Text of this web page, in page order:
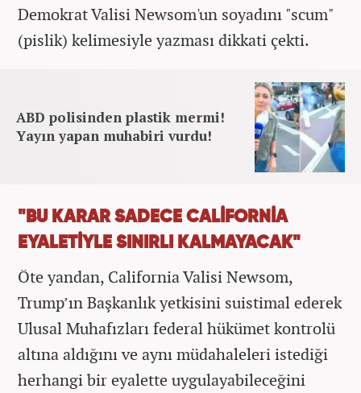
Demokrat Valisi Newsom'un soyadını "scum"
(pislik) kelimesiyle yazması dikkati çekti.
ABD polisinden plastik mermi!
Yayın yapan muhabiri vurdu!
"BU KARAR SADECE CALİFORNİA
EYALETİYLE SINIRLI KALMAYACAK"
Öte yandan, California Valisi Newsom,
Trump’ın Başkanlık yetkisini suistimal ederek
Ulusal Muhafızları federal hükümet kontrolü
altına aldığını ve aynı müdahaleleri istediği
herhangi bir eyalette uygulayabileceğini